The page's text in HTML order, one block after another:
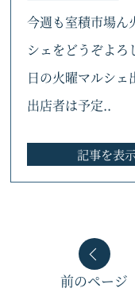
今週も室積市場ん
シェをどうぞよろ
日の火曜マルシ
出店者は予定..
記事を表
前のページ